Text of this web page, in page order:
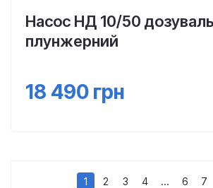
Насос НД 10/50
плунжерний
18 490 грн
1 2 3 4 … 6 7